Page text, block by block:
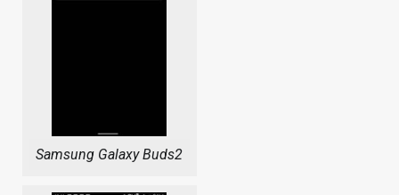
Samsung Galaxy Buds2